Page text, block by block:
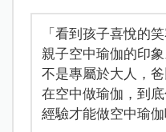
「看到孩子喜悅的
親子空中瑜伽的印
不是專屬於大人，
在空中做瑜伽，到
經驗才能做空中瑜伽